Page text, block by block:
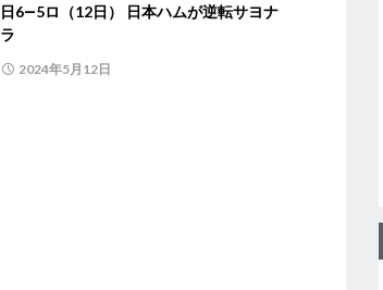
日6―5ロ（12日） 日本ハムが逆転サヨナ
ラ
2024年5月12日